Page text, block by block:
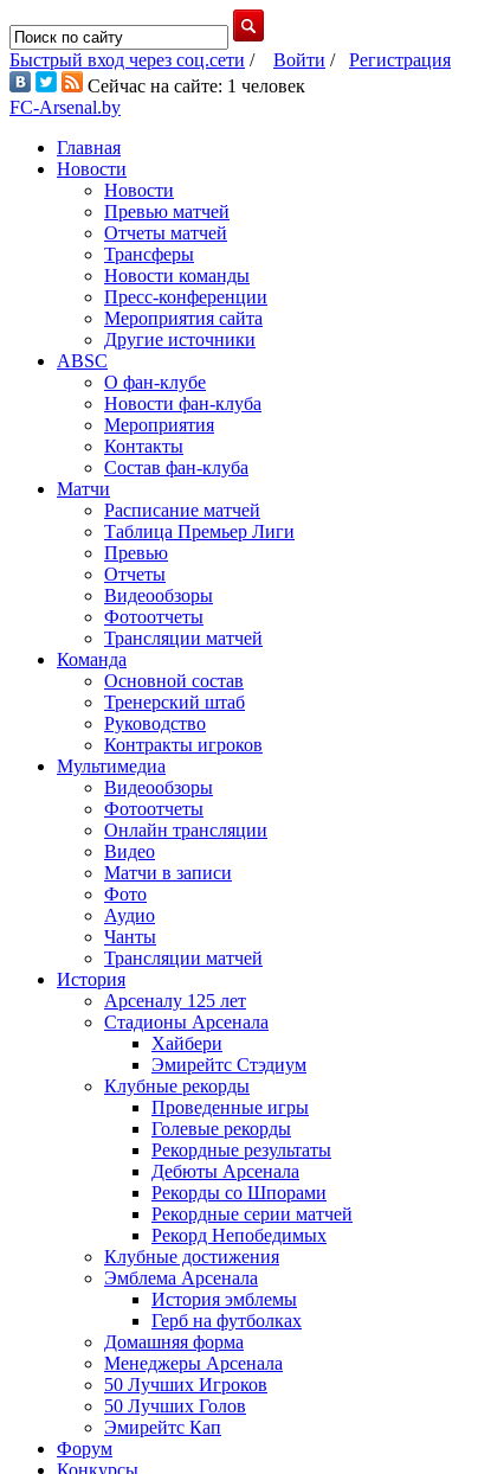
Быстрый вход через соц.сети / Войти / Регистрация
Сейчас на сайте: 1 человек
FC-Arsenal.by
Главная
Новости
Новости
Превью матчей
Отчеты матчей
Трансферы
Новости команды
Пресс-конференции
Мероприятия сайта
Другие источники
ABSC
О фан-клубе
Новости фан-клуба
Мероприятия
Контакты
Состав фан-клуба
Матчи
Расписание матчей
Таблица Премьер Лиги
Превью
Отчеты
Видеообзоры
Фотоотчеты
Трансляции матчей
Команда
Основной состав
Тренерский штаб
Руководство
Контракты игроков
Мультимедиа
Видеообзоры
Фотоотчеты
Онлайн трансляции
Видео
Матчи в записи
Фото
Аудио
Чанты
Трансляции матчей
История
Арсеналу 125 лет
Стадионы Арсенала
Хайбери
Эмирейтс Стэдиум
Клубные рекорды
Проведенные игры
Голевые рекорды
Рекордные результаты
Дебюты Арсенала
Рекорды со Шпорами
Рекордные серии матчей
Рекорд Непобедимых
Клубные достижения
Эмблема Арсенала
История эмблемы
Герб на футболках
Домашняя форма
Менеджеры Арсенала
50 Лучших Игроков
50 Лучших Голов
Эмирейтс Кап
Форум
Конкурсы